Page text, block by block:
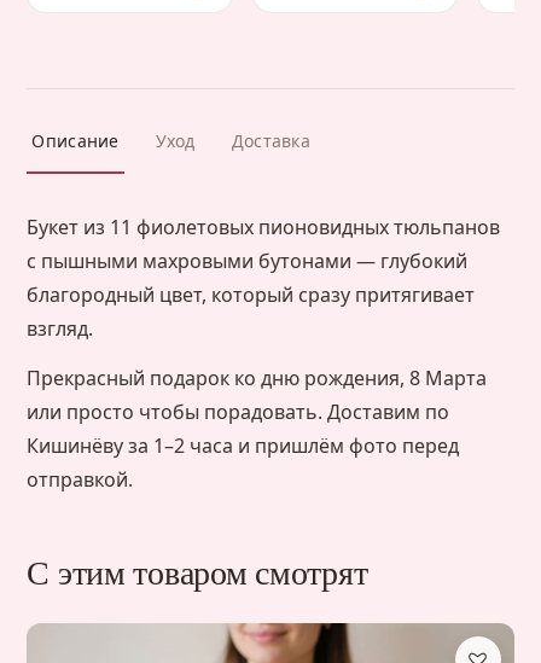
Описание Уход Доставка
Букет из 11 фиолетовых пионовидных тюльпанов
с пышными махровыми бутонами — глубокий
благородный цвет, который сразу притягивает
взгляд.
Прекрасный подарок ко дню рождения, 8 Марта
или просто чтобы порадовать. Доставим по
Кишинёву за 1–2 часа и пришлём фото перед
отправкой.
С этим товаром смотрят